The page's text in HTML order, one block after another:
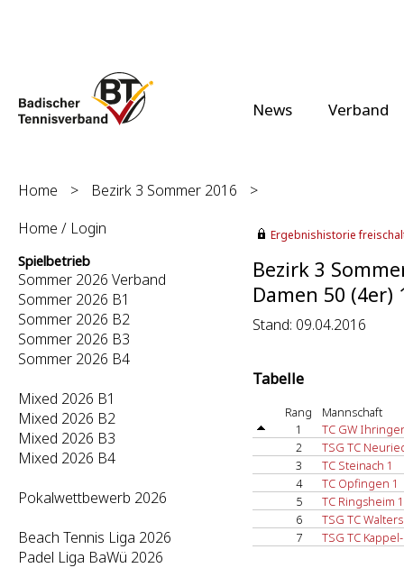
News Verband
Home > Bezirk 3 Sommer 2016
>
Home / Login
Spielbetrieb
Sommer 2026 Verband
Sommer 2026 B1
Sommer 2026 B2
Sommer 2026 B3
Sommer 2026 B4
Mixed 2026 B1
Mixed 2026 B2
Mixed 2026 B3
Mixed 2026 B4
Pokalwettbewerb 2026
Beach Tennis Liga 2026
Padel Liga BaWü 2026
Ergebnishistorie
Bezirk 3
Damen 50 (4er)
Stand: 09.04.2016
Tabelle
Rang
Mannschaft
1
TC GW
2
TSG TC
3
TC Steinach 1
4
TC Opfingen 1
5
TC Ringsheim 1
6
TSG TC
7
TSG TC